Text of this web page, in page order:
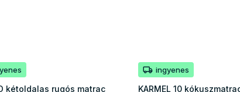
kétoldalas rugós matrac
ingyenes
KARMEL 10